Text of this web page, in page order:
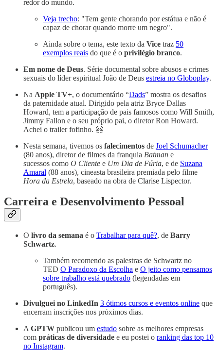
redor do mundo.
Veja trecho: "Tem gente chorando por estátua e não é
capaz de chorar quando morre um negro".
Ainda sobre o tema, este texto da Vice traz 50
exemplos reais do que é o privilégio branco.
Em nome de Deus. Série documental sobre abusos e crimes
sexuais do líder espiritual João de Deus estreia no Globoplay.
Na Apple TV+, o documentário “Dads” mostra os desafios
da paternidade atual. Dirigido pela atriz Bryce Dallas
Howard, tem a participação de pais famosos como Will Smith,
Jimmy Fallon e o seu próprio pai, o diretor Ron Howard.
Achei o trailer fofinho. 🤗
Nesta semana, tivemos os falecimentos de Joel Schumacher
(80 anos), diretor de filmes da franquia Batman e
sucessos como O Cliente e Um Dia de Fúria, e de Suzana
Amaral (88 anos), cineasta brasileira premiada pelo filme
Hora da Estrela, baseado na obra de Clarise Lispector.
Carreira e Desenvolvimento Pessoal
O livro da semana é o Trabalhar para quê?, de Barry
Schwartz.
Também recomendo as palestras de Schwartz no
TED O Paradoxo da Escolha e O jeito como pensamos
sobre trabalho está quebrado (legendadas em
português).
Divulguei no LinkedIn 3 ótimos cursos e eventos online que
encerram inscrições nos próximos dias.
A GPTW publicou um estudo sobre as melhores empresas
com práticas de diversidade e eu postei o ranking das top 10
no Instagram.